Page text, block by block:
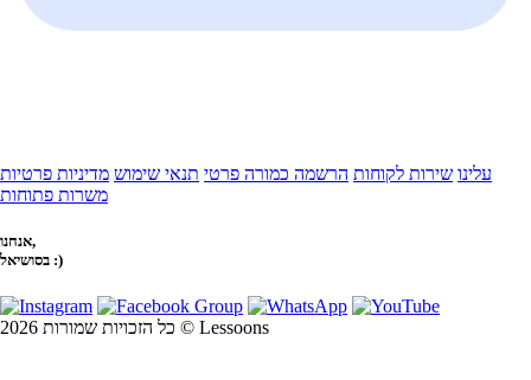
עלינו שירות לקוחות הרשמה כמורה פרטי תנאי שימוש מדיניות פרטיות
משרות פתוחות
אנחנו,
בסושיאל :)
כל הזכויות שמורות 2026 © Lessoons